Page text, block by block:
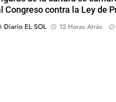
Congreso contra la Ley de
Diario EL SOL
12 Horas Atrás